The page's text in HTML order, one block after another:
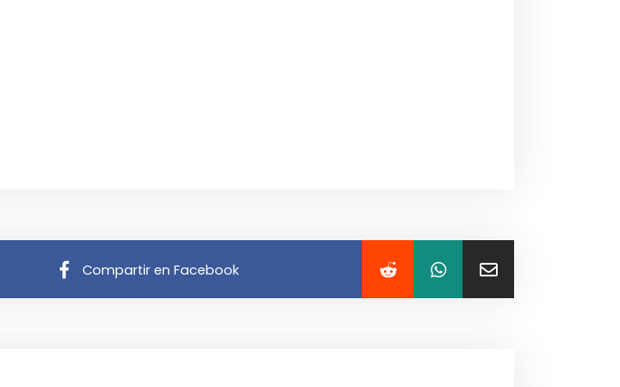
Compartir en Facebook